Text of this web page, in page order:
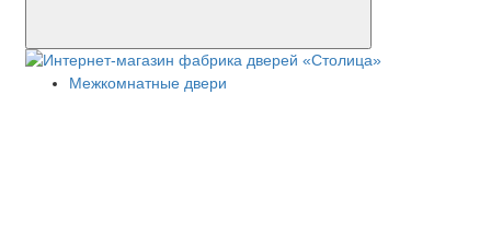
Межкомнатные двери